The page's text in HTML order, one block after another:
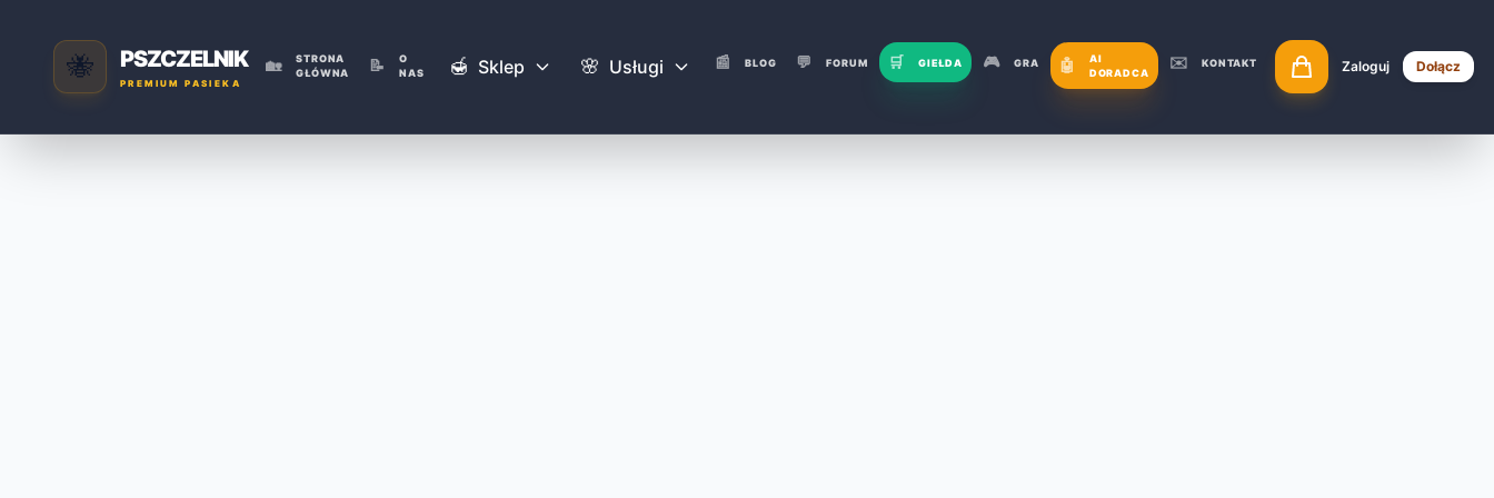
🐝 PSZCZELNIK
PREMIUM PASIEKA
🏡
STRONA
GŁÓWNA
📝
O
NAS
🍯 Sklep 🌸 Usługi 📰 BLOG 💬 FORUM 🛒 GIEŁDA 🎮 GRA 🤖
AI
DORADCA
✉️ KONTAKT Zaloguj Dołącz